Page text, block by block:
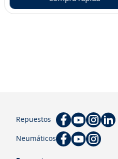
Repuestos
Neumáticos